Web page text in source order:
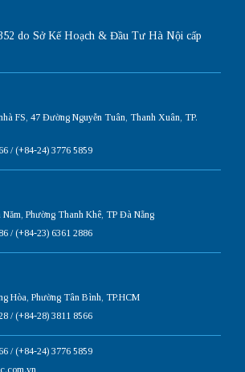
do Sở Kế Hoạch & Đầu Tư Hà Nội cấp
FS, 47 Đường Nguyễn Tuân, Thanh Xuân, TP.
/ (+84-24) 3776 5859
Phường Thanh Khê, TP Đà Nẵng
/ (+84-23) 6361 2886
Hòa, Phường Tân Bình, TP.HCM
/ (+84-28) 3811 8566
/ (+84-24) 3776 5859